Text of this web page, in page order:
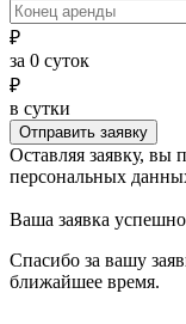
₽
за 0 суток
₽
в сутки
Отправить заявку
Оставляя заявку, вы
персональных
Ваша заявка
Спасибо за вашу
ближайшее время.